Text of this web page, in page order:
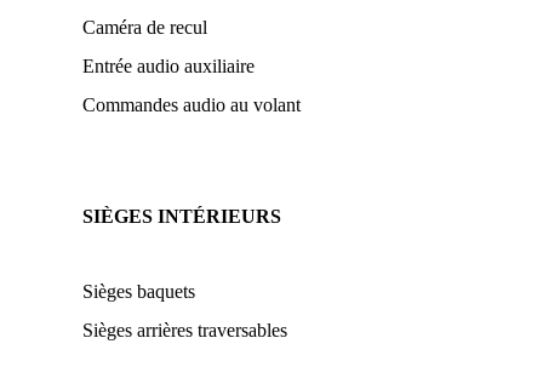
Caméra de recul
Entrée audio auxiliaire
Commandes audio au volant
SIÈGES INTÉRIEURS
Sièges baquets
Sièges arrières traversables